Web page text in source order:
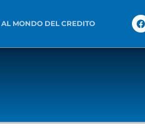
MONDO DEL CREDITO